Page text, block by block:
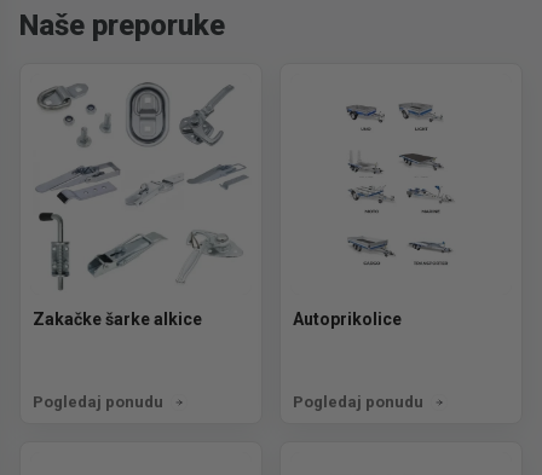
Naše preporuke
Zakačke šarke alkice
Pogledaj ponudu
Autoprikolice
Pogledaj ponudu